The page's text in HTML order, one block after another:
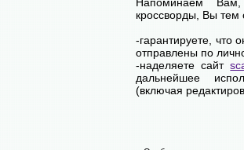
кроссворды, Вы
-гарантируете, что
отправлены по
-наделяете сайт
дальнейшее
(включая